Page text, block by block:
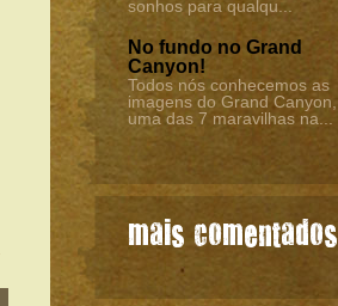
sonhos para qualqu...
No fundo no Grand
Canyon!
Todos nós conhecemos as
imagens do Grand Canyon,
uma das 7 maravilhas na...
mais comentados